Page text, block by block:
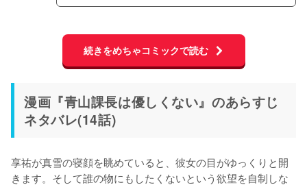
続きをめちゃコミックで読む
漫画『青山課長は優しくない』のあらすじ
ネタバレ(14話)
享祐が真雪の寝顔を眺めていると、彼女の目がゆっくりと開
きます。そして誰の物にもしたくないという欲望を自制しな